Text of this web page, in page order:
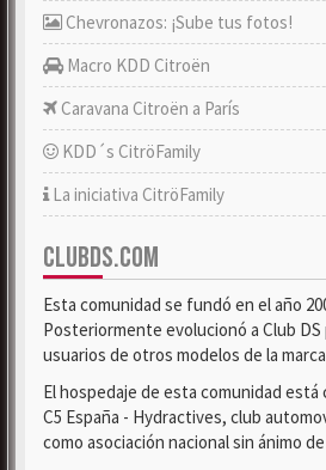
Chevronazos: ¡Sube tus fotos!
Macro KDD Citroën
Caravana Citroën a París
KDD´s CitröFamily
La iniciativa CitröFamily
CLUBDS.COM
Esta comunidad se fundó en el año
Posteriormente evolucionó a Club DS
usuarios de otros modelos de la
El hospedaje de esta comunidad está
C5 España - Hydractives, club
como asociación nacional sin ánimo